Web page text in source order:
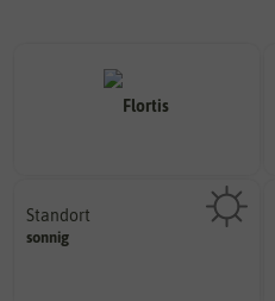
Standort
sonnig
Pflanze? (schattig, halbschattig,
sonnig, vollsonnig)